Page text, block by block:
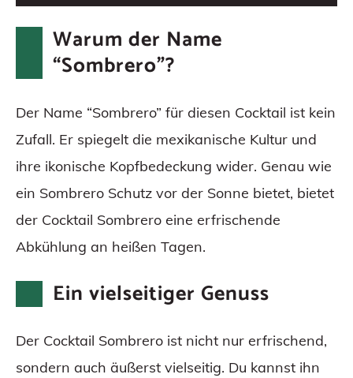
Warum der Name
“Sombrero”?
Der Name “Sombrero” für diesen Cocktail ist kein
Zufall. Er spiegelt die mexikanische Kultur und
ihre ikonische Kopfbedeckung wider. Genau wie
ein Sombrero Schutz vor der Sonne bietet, bietet
der Cocktail Sombrero eine erfrischende
Abkühlung an heißen Tagen.
Ein vielseitiger Genuss
Der Cocktail Sombrero ist nicht nur erfrischend,
sondern auch äußerst vielseitig. Du kannst ihn